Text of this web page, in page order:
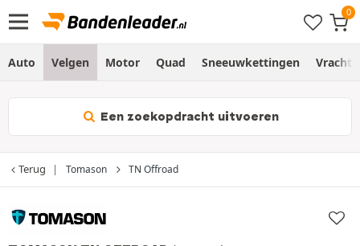
Auto Velgen Motor Quad Sneeuwkettingen
Een zoekopdracht uitvoeren
Terug Tomason TN Offroad